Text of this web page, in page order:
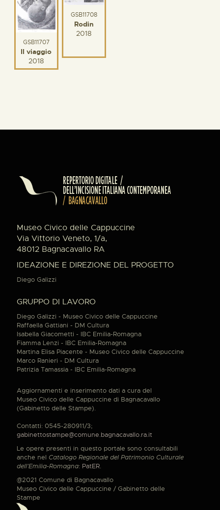
GSB11707
Il viaggio
2018
GSB11708
Rodin
2018
Museo Civico delle Cappuccine
Via Vittorio Veneto, 1/a,
48012 Bagnacavallo RA
IDEAZIONE E DIREZIONE DEL PROGETTO
Diego Galizzi
GRUPPO DI LAVORO
Diego Galizzi - Museo Civico delle Cappuccine
Raffaella Gattiani - DM Cultura
Isabella Giacometti - IBC Emilia-Romagna
Fiamma Lenzi - IBC Emilia-Romagna
Martina Elisa Piacente - Museo Civico delle Cappuccine
Marco Ranieri - DM Cultura
Patrizia Tamassia - IBC Emilia-Romagna
Aggiornamenti e inserimento dati a cura del
Museo Civico delle Cappuccine di Bagnacavallo
(Gabinetto delle Stampe).
Contatti: 0545-280911/3;
gabinettostampe@comune.bagnacavallo.ra.it
Le opere presenti in questo portale sono consultabili
anche nel Catalogo Regionale del Patrimonio Culturale
dell'Emilia-Romagna: PatER.
@2021 Comune di Bagnacavallo
Museo Civico delle Cappuccine / Gabinetto delle
Stampe